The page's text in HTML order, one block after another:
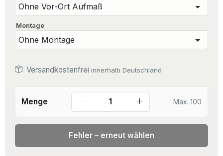
Montage
Versandkostenfrei innerhalb Deutschland
Menge Max. 100
Fehler – erneut wählen